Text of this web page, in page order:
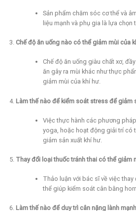
Sản phẩm chăm sóc cơ thể và
liệu mạnh và phụ gia là lựa
Chế độ ăn uống nào có thể giảm mùi của
Chế độ ăn uống giàu chất xơ,
ăn gây ra mùi khác như thực
giảm mùi của khí hư.
Làm thế nào để kiểm soát stress để giảm
Việc thực hành các phương
yoga, hoặc hoạt động giải trí có
giảm sản xuất khí hư.
Thay đổi loại thuốc tránh thai có thể giảm
Thảo luận với bác sĩ về việc
thể giúp kiểm soát cân bằng
Làm thế nào để duy trì cân nặng lành